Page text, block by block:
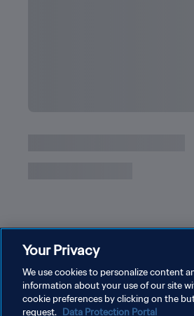
Your Privacy
We use cookies to personalize content
information about your use of our site
cookie preferences by clicking on the
request. Data Protection Portal